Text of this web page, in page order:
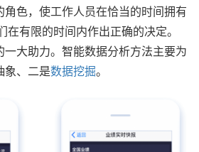
色，使工作人员在恰当的时间拥有
有限的时间内作出正确的决定。
大助力。 智能数据分析方法主要为
象、二是数据挖掘。